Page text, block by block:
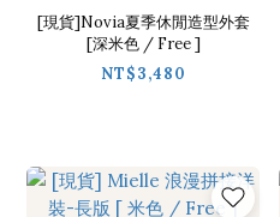
[現貨]Novia夏季休閒造型外套
[深米色 / Free ]
NT$3,480